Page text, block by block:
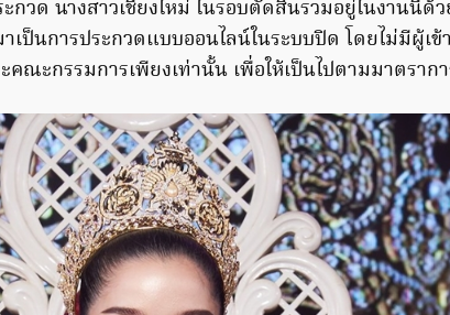
กวด นางสาวเชียงใหม่ ในรอบตัดสินรวมอยู่ในงานนี้ด้
เป็นการประกวดแบบออนไลน์ในระบบปิด โดยไม่มีผู้เข้
ณะกรรมการเพียงเท่านั้น เพื่อให้เป็นไปตามมาตราก